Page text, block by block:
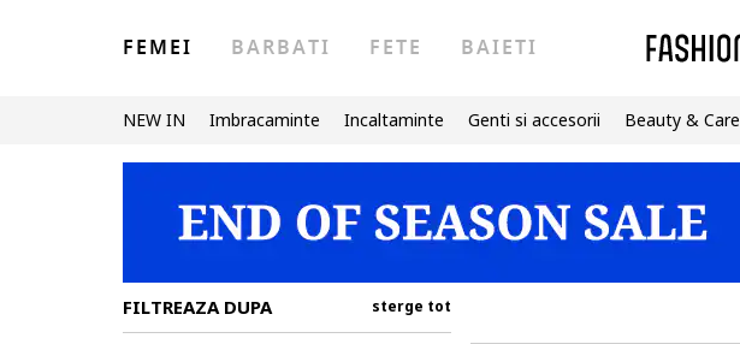
FEMEI BARBATI FETE BAIETI
NEW IN Imbracaminte Incaltaminte Genti si accesorii Beauty & Care
FILTREAZA DUPA sterge tot